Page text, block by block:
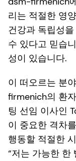
리는 적절한 영
건강과 독립성
수 있다고 믿습
성이 있습니다.
이 떠오르는 분
firmenich의 환
팅 선임 이사인
이 중요한 격차
행동할 적절한
“저는 가능한 한